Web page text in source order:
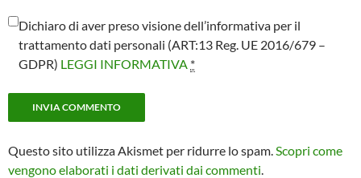
Dichiaro di aver preso visione dell’informativa per il
trattamento dati personali (ART:13 Reg. UE 2016/679 –
GDPR) LEGGI INFORMATIVA *
Questo sito utilizza Akismet per ridurre lo spam. Scopri come
vengono elaborati i dati derivati dai commenti